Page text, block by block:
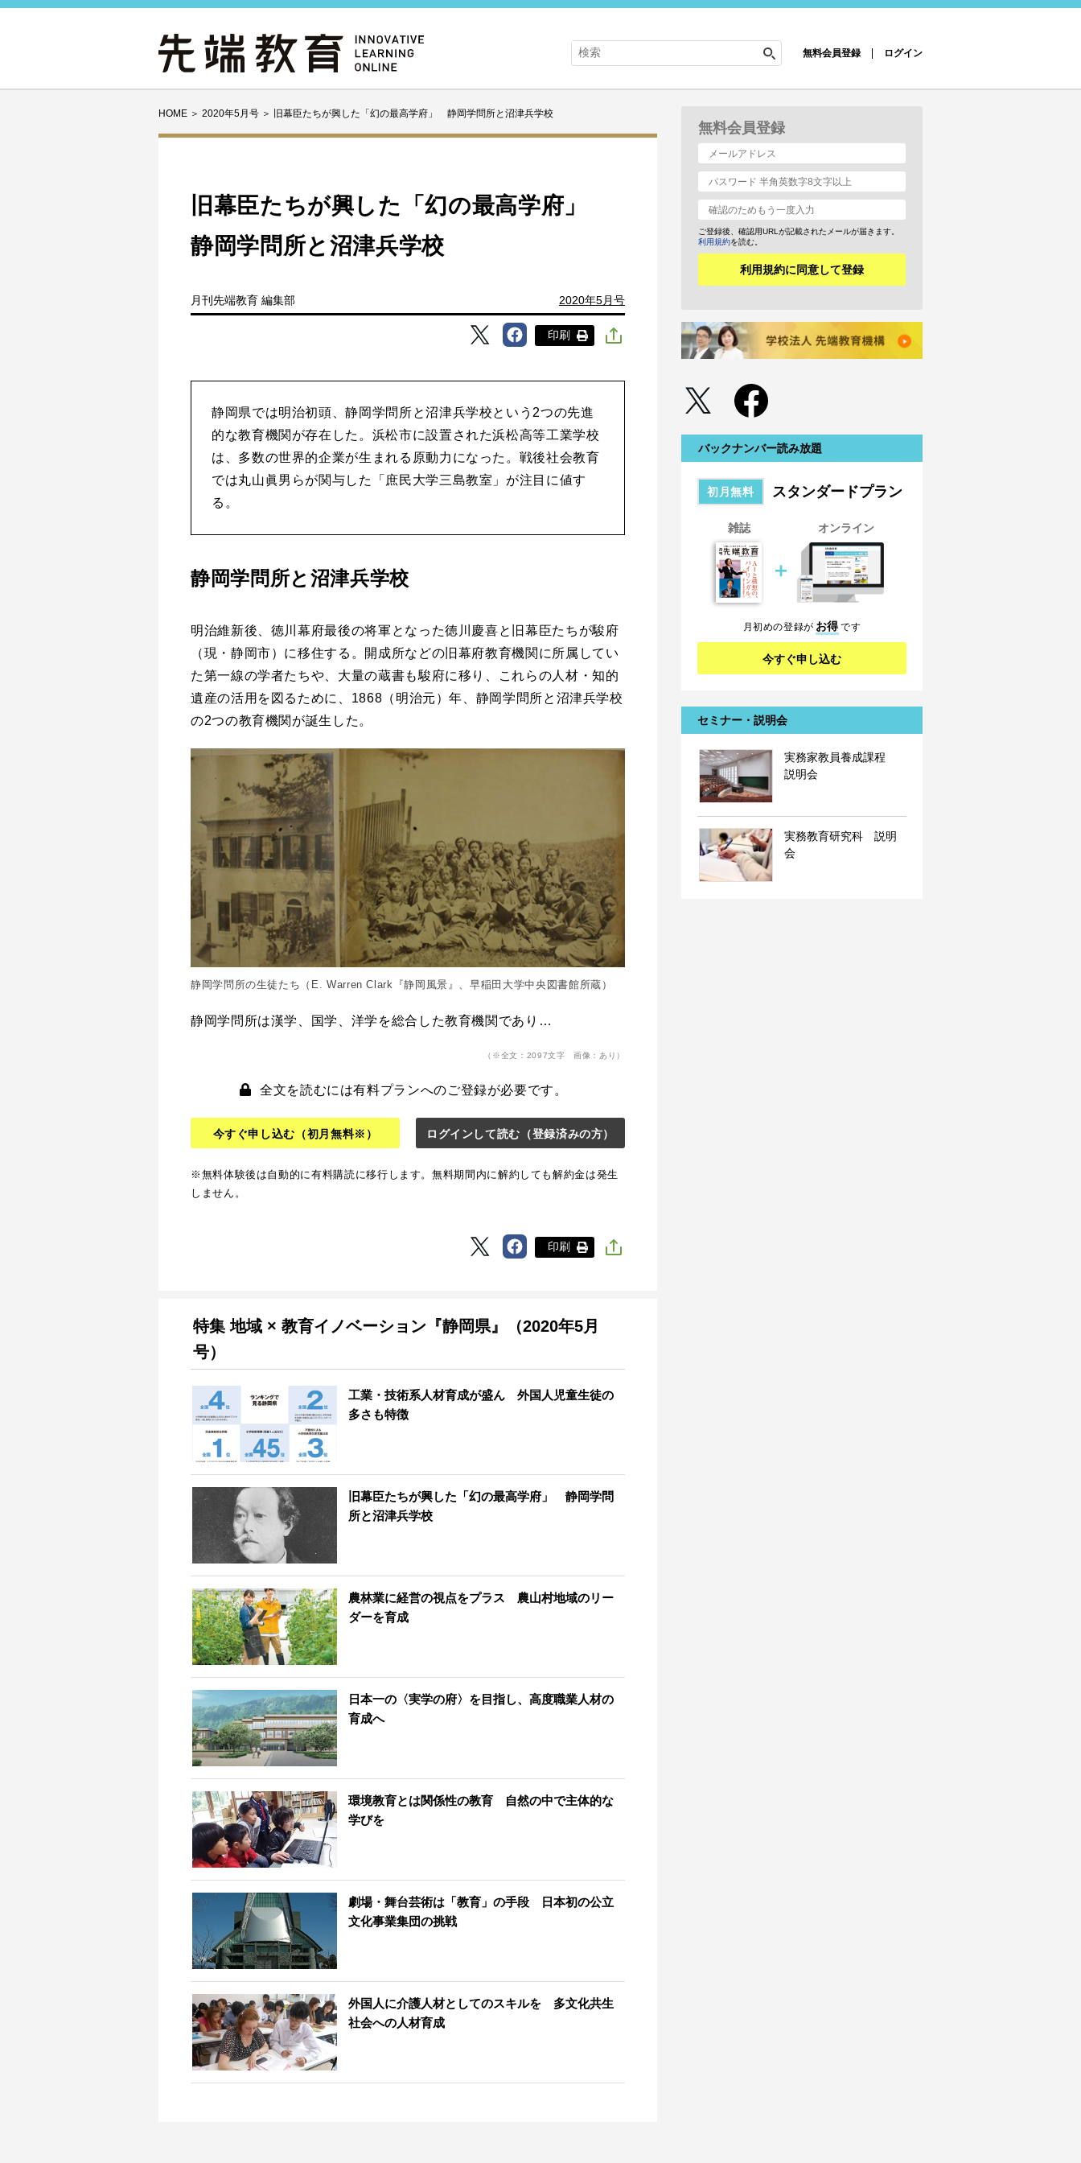
無料会員登録 ログイン
HOME ＞ 2020年5月号 ＞ 旧幕臣たちが興した「幻の最高学府」 静岡学問所と沼津兵学校
旧幕臣たちが興した「幻の最高学府」
静岡学問所と沼津兵学校
月刊先端教育 編集部 2020年5月号
印刷
静岡県では明治初頭、静岡学問所と沼津兵学校という2つの先進
的な教育機関が存在した。浜松市に設置された浜松高等工業学校
は、多数の世界的企業が生まれる原動力になった。戦後社会教育
では丸山眞男らが関与した「庶民大学三島教室」が注目に値す
る。
静岡学問所と沼津兵学校
明治維新後、徳川幕府最後の将軍となった徳川慶喜と旧幕臣たちが駿府
（現・静岡市）に移住する。開成所などの旧幕府教育機関に所属してい
た第一線の学者たちや、大量の蔵書も駿府に移り、これらの人材・知的
遺産の活用を図るために、1868（明治元）年、静岡学問所と沼津兵学校
の2つの教育機関が誕生した。
静岡学問所の生徒たち（E. Warren Clark『静岡風景』、早稲田大学中央図書館所蔵）
静岡学問所は漢学、国学、洋学を総合した教育機関であり…
（※全文：2097文字 画像：あり）
全文を読むには有料プランへのご登録が必要です。
今すぐ申し込む （初月無料※） ログインして読む （登録済みの方）
※無料体験後は自動的に有料購読に移行します。無料期間内に解約しても解約金は発生
しません。
印刷
特集 地域 × 教育イノベーション『静岡県』（2020年5月
号）
工業・技術系人材育成が盛ん 外国人児童生徒の
多さも特徴
旧幕臣たちが興した「幻の最高学府」 静岡学問
所と沼津兵学校
農林業に経営の視点をプラス 農山村地域のリー
ダーを育成
日本一の〈実学の府〉を目指し、高度職業人材の
育成へ
環境教育とは関係性の教育 自然の中で主体的な
学びを
劇場・舞台芸術は「教育」の手段 日本初の公立
文化事業集団の挑戦
外国人に介護人材としてのスキルを 多文化共生
社会への人材育成
無料会員登録
ご登録後、確認用URLが記載されたメールが届きます。
利用規約を読む。
利用規約に同意して登録
バックナンバー読み放題
初月無料 スタンダードプラン
雑誌
＋
オンライン
月初めの登録が お得です
今すぐ申し込む
セミナー・説明会
実務家教員養成課程
説明会
実務教育研究科 説明
会